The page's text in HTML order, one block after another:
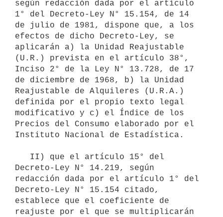
según redacción dada por el artículo
1° del Decreto-Ley N° 15.154, de 14
de julio de 1981, dispone que, a los
efectos de dicho Decreto-Ley, se
aplicarán a) la Unidad Reajustable
(U.R.) prevista en el artículo 38°,
Inciso 2° de la Ley N° 13.728, de 17
de diciembre de 1968, b) la Unidad
Reajustable de Alquileres (U.R.A.)
definida por el propio texto legal
modificativo y c) el Índice de los
Precios del Consumo elaborado por el
Instituto Nacional de Estadística.
Decreto-Ley N° 14.219, según
redacción dada por el artículo 1° del
Decreto-Ley N° 15.154 citado,
establece que el coeficiente de
reajuste por el que se multiplicarán